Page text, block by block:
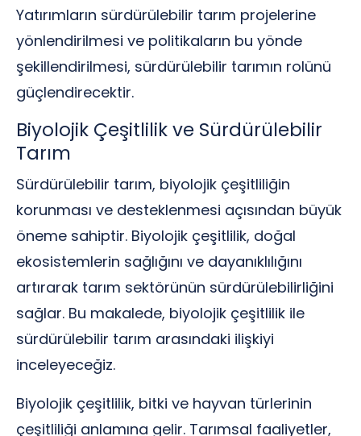
Yatırımların sürdürülebilir tarım projelerine
yönlendirilmesi ve politikaların bu yönde
şekillendirilmesi, sürdürülebilir tarımın rolünü
güçlendirecektir.
Biyolojik Çeşitlilik ve Sürdürülebilir
Tarım
Sürdürülebilir tarım, biyolojik çeşitliliğin
korunması ve desteklenmesi açısından büyük
öneme sahiptir. Biyolojik çeşitlilik, doğal
ekosistemlerin sağlığını ve dayanıklılığını
artırarak tarım sektörünün sürdürülebilirliğini
sağlar. Bu makalede, biyolojik çeşitlilik ile
sürdürülebilir tarım arasındaki ilişkiyi
inceleyeceğiz.
Biyolojik çeşitlilik, bitki ve hayvan türlerinin
çeşitliliği anlamına gelir. Tarımsal faaliyetler,